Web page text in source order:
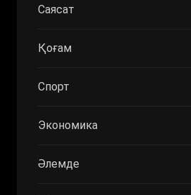
Саясат
Қоғам
Спорт
Экономика
Әлемде